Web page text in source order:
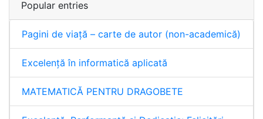
Popular entries
Pagini de viață – carte de autor (non-academică)
Excelență în informatică aplicată
MATEMATICĂ PENTRU DRAGOBETE